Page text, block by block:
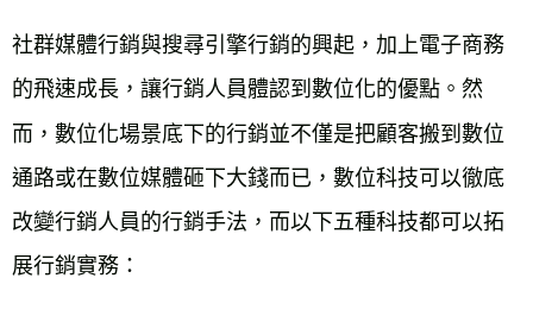
社群媒體行銷與搜尋引擎行銷的興起，加上電子商務
的飛速成長，讓行銷人員體認到數位化的優點。然
而，數位化場景底下的行銷並不僅是把顧客搬到數位
通路或在數位媒體砸下大錢而已，數位科技可以徹底
改變行銷人員的行銷手法，而以下五種科技都可以拓
展行銷實務：